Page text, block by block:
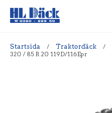
Startsida / Traktordäck /
320 / 85 R 20 119D/116Epr